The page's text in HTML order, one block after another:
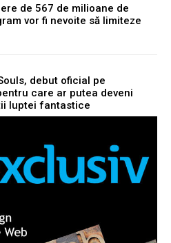
de 567 de milioane de
vor fi nevoite să limiteze
debut oficial pe
care ar putea deveni
luptei fantastice